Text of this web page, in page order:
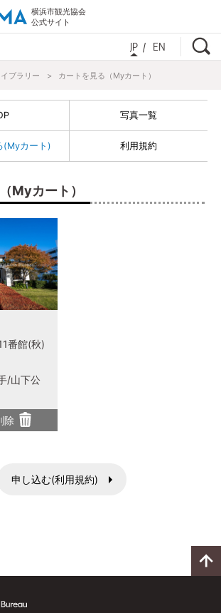
横浜市観光協会
公式サイト
JP EN
ブラリー カートを見る（Myカート）
写真一覧
(Myカート) 利用規約
Myカート）
番館(秋)
/山下公
除
申し込む(利用規約)